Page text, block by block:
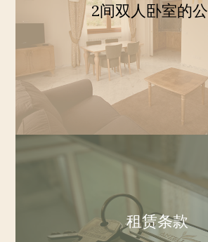
2间双人卧室的
租赁条款